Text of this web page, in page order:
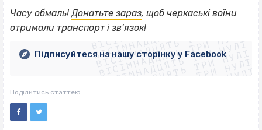
Часу обмаль!Донатьте зараз, щоб черкаські воїни
отримали транспорт і зв’язок!ВІСІМНАДЦЯТЬ ТРИ НУЛІ
ВІСІМНАДЦЯТЬ ТРИ НУЛІ
ВІСІМНАДЦЯТЬ ТРИ НУЛІ
ВІСІМНАДЦЯТЬ ТРИ НУЛІ
ВІСІМНАДЦЯТЬ ТРИ НУЛІ
ВІСІМНАДЦЯТЬ ТРИ НУЛІ
ВІСІМНАДЦЯТЬ ТРИ НУЛІ
ВІСІМНАДЦЯТЬ ТРИ НУЛІ
Підписуйтеся на нашу сторінку у Facebook
Поділитись статтею